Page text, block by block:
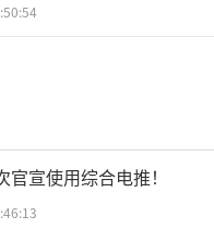
宣使用综合电推！